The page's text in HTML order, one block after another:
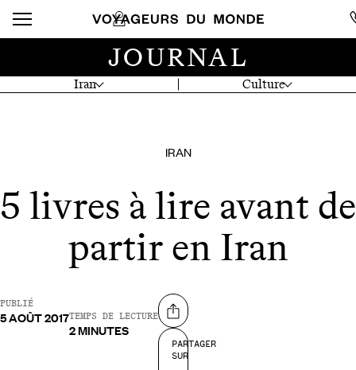
Iran Culture
JOURNAL
IRAN
5 livres à lire avant de
partir en Iran
PUBLIÉ
5 AOÛT 2017TEMPS DE LECTURE
2 MINUTES
Partager sur
PARTAGER
SUR